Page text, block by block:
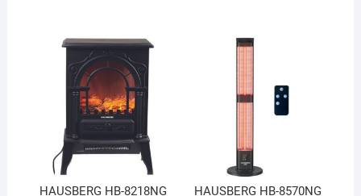
HAUSBERG HB-8218NG
HAUSBERG HB-8570NG